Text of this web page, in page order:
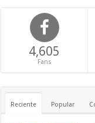
4,605
Fans
Reciente Popular